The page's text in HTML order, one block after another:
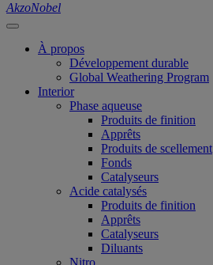
AkzoNobel
À propos
Développement durable
Global Weathering Program
Interior
Phase aqueuse
Produits de finition
Apprêts
Produits de scellement
Fonds
Catalyseurs
Acide catalysés
Produits de finition
Apprêts
Catalyseurs
Diluants
Nitro